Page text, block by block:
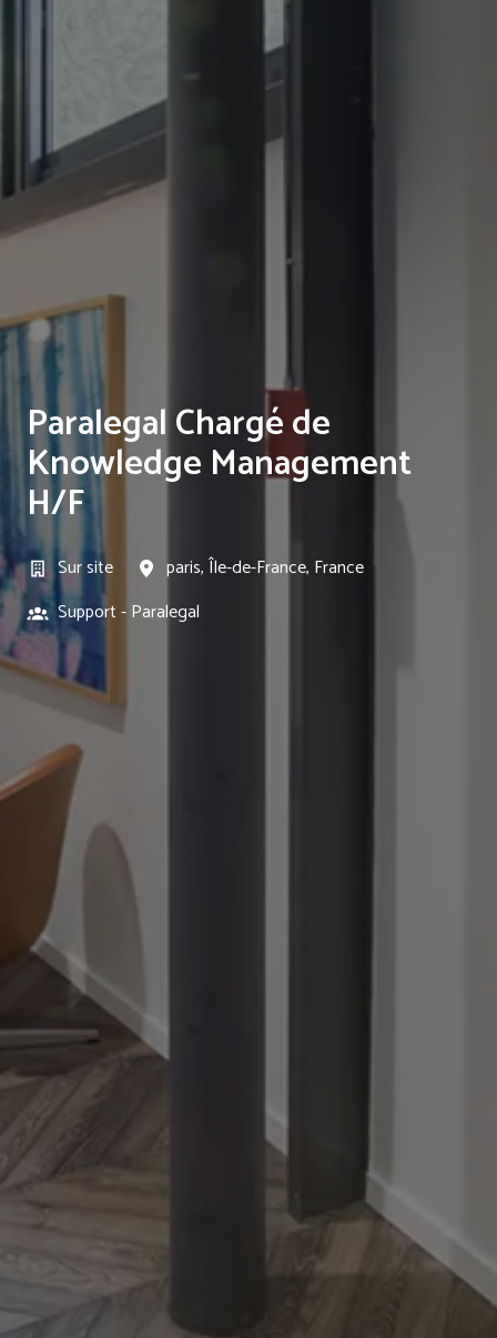
Paralegal Chargé de
Knowledge Management
H/F
Sur site paris,Île-de-France, France
Support - Paralegal